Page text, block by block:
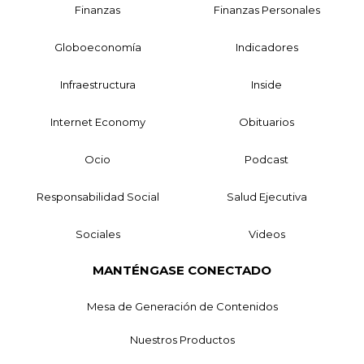
Finanzas Finanzas Personales
Globoeconomía Indicadores
Infraestructura Inside
Internet Economy Obituarios
Ocio Podcast
Responsabilidad Social Salud Ejecutiva
Sociales Videos
MANTÉNGASE CONECTADO
Mesa de Generación de Contenidos
Nuestros Productos